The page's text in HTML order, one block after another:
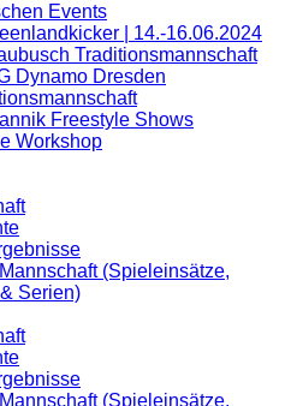
Events
| 14.-16.06.2024
Traditionsmannschaft
Dynamo Dresden
Freestyle Shows
Workshop
(Spieleinsätze,
Serien)
(Spieleinsätze,